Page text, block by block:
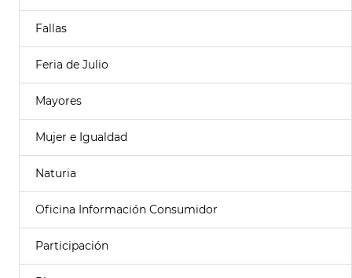
Fallas
Feria de Julio
Mayores
Mujer e Igualdad
Naturia
Oficina Información Consumidor
Participación